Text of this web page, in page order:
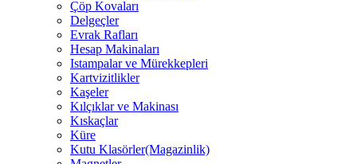
Çöp Kovaları
Delgeçler
Evrak Rafları
Hesap Makinaları
Istampalar ve Mürekkepleri
Kartvizitlikler
Kaşeler
Kılçıklar ve Makinası
Kıskaçlar
Küre
Kutu Klasörler(Magazinlik)